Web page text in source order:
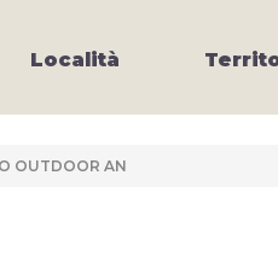
Località
OUTDOOR AN